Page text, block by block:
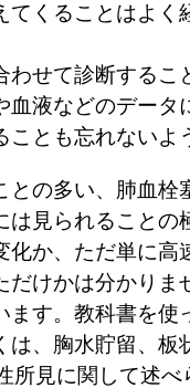
てくることはよく
わせて診断するこ
血液などのデータ
ことも忘れないよ
との多い、肺血栓
は見られることの
化か、ただ単に高
だけかは分かりま
ます。教科書を使
は、胸水貯留、板
所見に関して述